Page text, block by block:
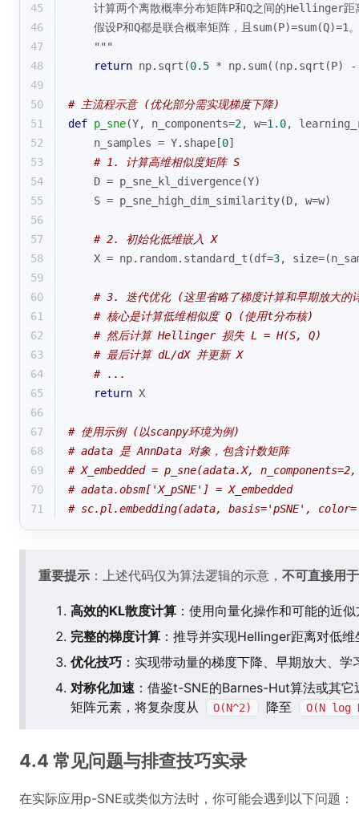
45
计算两个离散概率分布矩阵P和Q之间的Hellinger距
46
    假设P和Q都是联合概率矩阵，且sum(P)=sum(Q)=1。
47
    """
48
return np.sqrt(0.5 * np. sum((np.sqrt(P)
49
50
# 主流程示意 (优化部分需实现梯度下降)
51
def p_sne(Y, n_components=2, w=1.0,
52
    n_samples = Y.shape[
0]
53
# 1. 计算高维相似度矩阵 S
54
    D = p_sne_kl_divergence(Y)
55
    S = p_sne_high_dim_similarity(D, w=w)
56
57
# 2. 初始化低维嵌入 X
58
    X = np.random.standard_t(df=
3,
59
60
# 3. 迭代优化 (这里省略了梯度计算和早期放大的
61
# 核心是计算低维相似度 Q (使用t分布核)
62
# 然后计算 Hellinger 损失 L = H(S, Q)
63
# 最后计算 dL/dX 并更新 X
64
# ...
65
return X
66
67
# 使用示例 (以scanpy环境为例)
68
# adata 是 AnnData 对象，包含计数矩阵
69
# X_embedded = p_sne(adata.X,
70
# adata.obsm['X_pSNE'] = X_embedded
71
# sc.pl.embedding(adata, basis='pSNE',
重要提示 ：上述代码仅为算法逻辑的示意， 不可直接用
高效的KL散度计算 ：使用向量化操作和可能的近
完整的梯度计算 ：推导并实现Hellinger距离对低
优化技巧 ：实现带动量的梯度下降、早期放大、学
对称化加速 ：借鉴t-SNE的Barnes-Hut算法或其
矩阵元素，将复杂度从
O(N^2) 降至 O(N log
4.4 常见问题与排查技巧实录
在实际应用p-SNE或类似方法时，你可能会遇到以下问题：